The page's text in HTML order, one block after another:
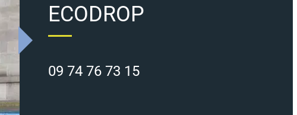
ECODROP
09 74 76 73 15